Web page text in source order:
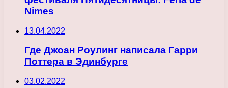
Nimes
13.04.2022
Где Джоан Роулинг написала Гарри
Поттера в Эдинбурге
03.02.2022